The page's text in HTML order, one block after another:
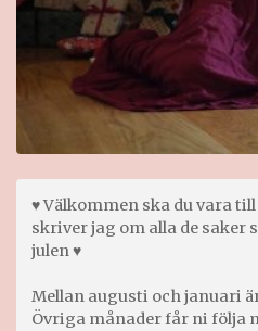
♥ Välkommen ska du vara
skriver jag om alla de saker
julen ♥
Mellan augusti och januari
Övriga månader får ni följa